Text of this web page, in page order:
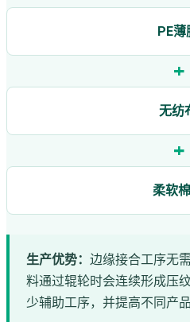
PE薄
+
无纺
+
柔软
生产优势： 边缘接合工序无
料通过辊轮时会连续形成压
少辅助工序，并提高不同产